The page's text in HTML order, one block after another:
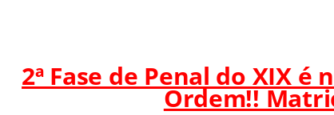
2ª Fase de Penal do XIX é
Ordem!!